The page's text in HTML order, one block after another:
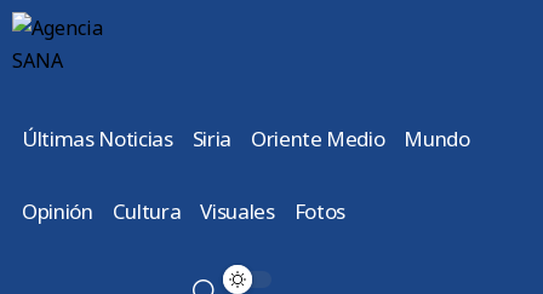
Últimas Noticias Siria Oriente Medio Mundo
Opinión Cultura Visuales Fotos